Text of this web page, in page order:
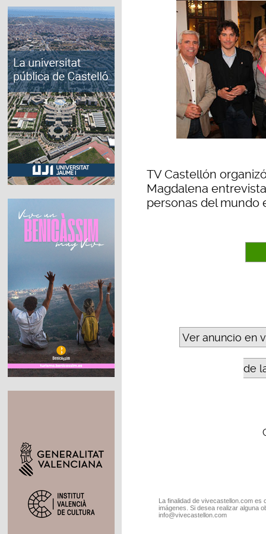
TV Castellón
Magdalena
personas del mundo
Ver anuncio en
de
La finalidad de vivecastellon.com
imágenes. Si desea realizar alguna
info@vivecastellon.com